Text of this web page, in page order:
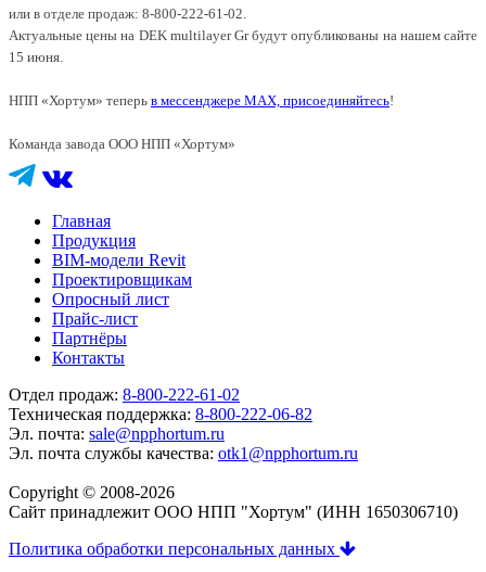
или в отделе продаж: 8-800-222-61-02.
Актуальные цены на DEK multilayer Gr будут опубликованы на нашем сайте
15 июня.
НПП «Хортум» теперь в мессенджере MAX, присоединяйтесь!
Команда завода ООО НПП «Хортум»
Главная
Продукция
BIM-модели Revit
Проектировщикам
Опросный лист
Прайс-лист
Партнёры
Контакты
Отдел продаж: 8-800-222-61-02
Техническая поддержка: 8-800-222-06-82
Эл. почта: sale@npphortum.ru
Эл. почта службы качества: otk1@npphortum.ru
Copyright © 2008-2026
Cайт принадлежит ООО НПП "Хортум" (ИНН 1650306710)
Политика обработки персональных данных